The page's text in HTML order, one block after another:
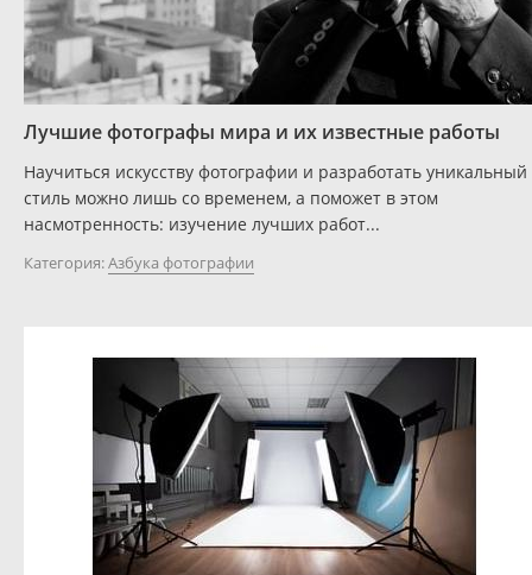
Лучшие фотографы мира и их известные работы
Научиться искусству фотографии и разработать уникальный
стиль можно лишь со временем, а поможет в этом
насмотренность: изучение лучших работ...
Категория:Азбука фотографии